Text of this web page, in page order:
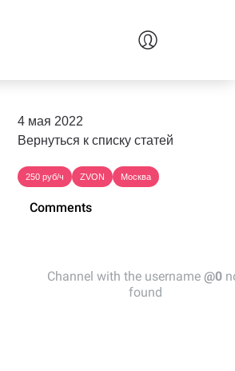
4 мая 2022
Вернуться к списку статей
250 руб/ч ZVON Москва